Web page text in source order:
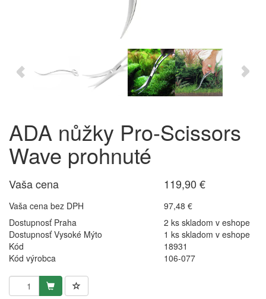
ADA nůžky Pro-Scissors
Wave prohnuté
Vaša cena 119,90 €
Vaša cena bez DPH
97,48 €
Dostupnosť Praha
2 ks skladom v eshope
Dostupnosť Vysoké Mýto
1 ks skladom v eshope
Kód
18931
Kód výrobca
106-077